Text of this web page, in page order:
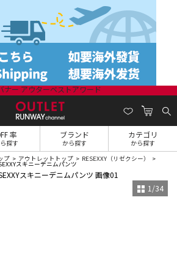
率
探す
ブランド
から探す
カテゴリ
から探す
プ アウトレットトップ RESEXXY（リゼクシー）
スキニーデニムパンツ
1 /34